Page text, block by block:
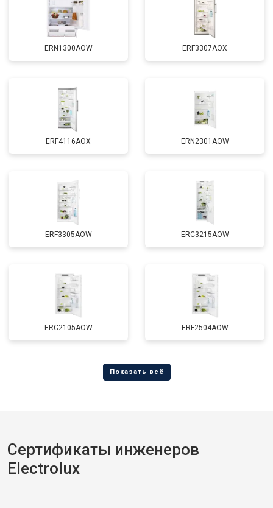
ERN1300AOW ERF3307AOX
ERF4116AOX ERN2301AOW
ERF3305AOW ERC3215AOW
ERC2105AOW ERF2504AOW
Сертификаты инженеров
Electrolux